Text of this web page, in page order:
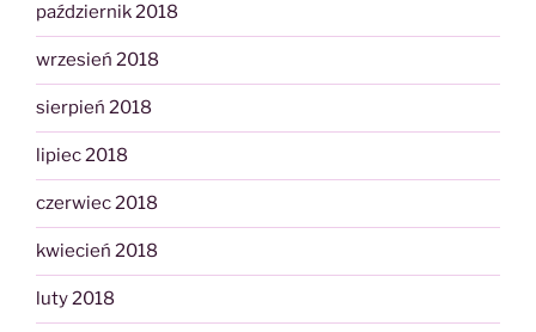
październik 2018
wrzesień 2018
sierpień 2018
lipiec 2018
czerwiec 2018
kwiecień 2018
luty 2018